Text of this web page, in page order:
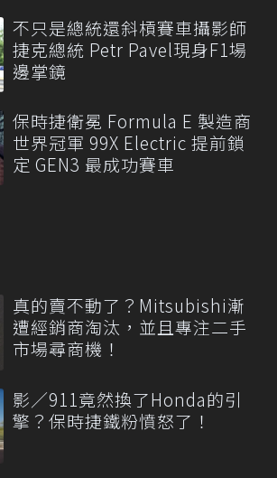
不只是總統還斜槓賽車攝影師
捷克總統 Petr Pavel現身F1場
邊掌鏡
保時捷衛冕 Formula E 製造商
世界冠軍 99X Electric 提前鎖
定 GEN3 最成功賽車
真的賣不動了？Mitsubishi漸
遭經銷商淘汰，並且專注二手
市場尋商機！
影／911竟然換了Honda的引
擎？保時捷鐵粉憤怒了！